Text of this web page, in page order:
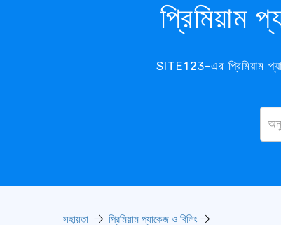
প্রিমিয়াম
SITE123-এর প্রিমিয়াম
সহায়তা প্রিমিয়াম প্যাকেজ ও বিলিং